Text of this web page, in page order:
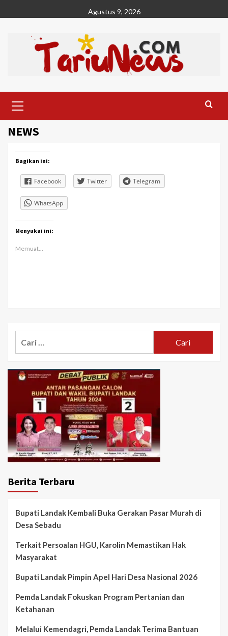
to
Agustus 9, 2026
Menu
NEWS
Bagikan ini:
Facebook Twitter Telegram
WhatsApp
Menyukai ini:
Memuat...
Berita Terbaru
Bupati Landak Kembali Buka Gerakan Pasar Murah di
Desa Sebadu
Terkait Persoalan HGU, Karolin Memastikan Hak
Masyarakat
Bupati Landak Pimpin Apel Hari Desa Nasional 2026
Pemda Landak Fokuskan Program Pertanian dan
Ketahanan
Melalui Kemendagri, Pemda Landak Terima Bantuan